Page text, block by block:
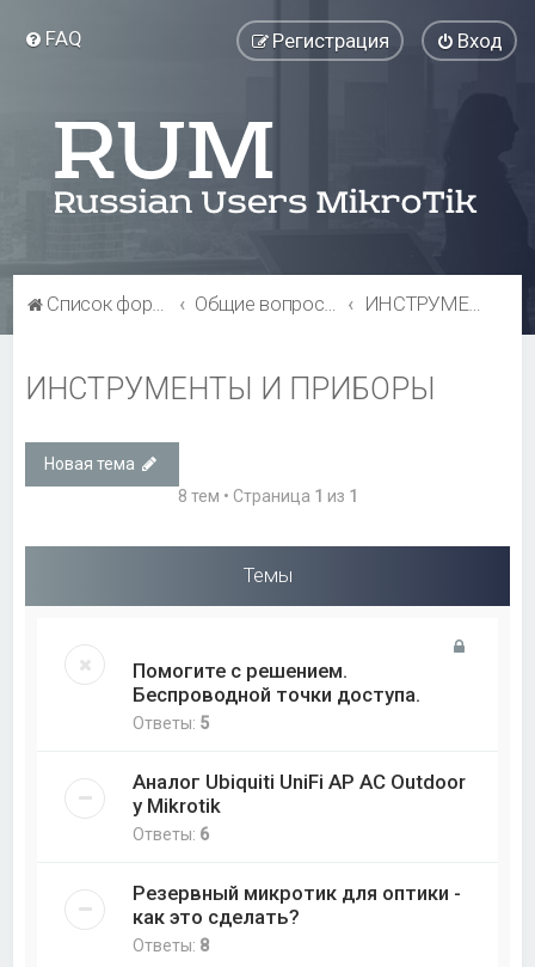
FAQ Вход
Регистрация
Список форумов Общие вопросы ИНСТРУМЕНТЫ И ПРИБОРЫ
ИНСТРУМЕНТЫ И ПРИБОРЫ
Новая тема
8 тем • Страница 1 из 1
Темы
Помогите с решением.
Беспроводной точки доступа.
Ответы: 5
Аналог Ubiquiti UniFi AP AC Outdoor
у Mikrotik
Ответы: 6
Резервный микротик для оптики -
как это сделать?
Ответы: 8